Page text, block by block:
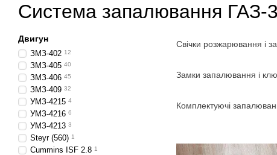
Система запалювання ГАЗ-
Свічки розжарювання і
Замки запалювання і
Комплектуючі
Двигун
ЗМЗ-402 12
ЗМЗ-405 40
ЗМЗ-406 45
ЗМЗ-409 32
УМЗ-4215 4
УМЗ-4216 6
УМЗ-4213 3
Steyr (560) 1
Cummins ISF 2.8 1